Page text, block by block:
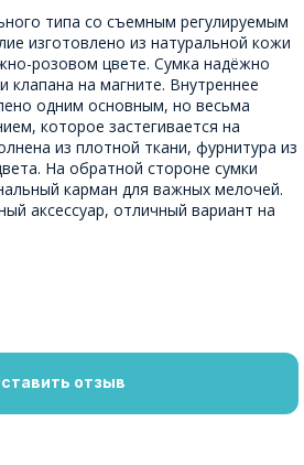
типа со съемным регулируемым
изготовлено из натуральной кожи
розовом цвете. Сумка надёжно
клапана на магните. Внутреннее
одним основным, но весьма
которое застегивается на
из плотной ткани, фурнитура из
На обратной стороне сумки
карман для важных мелочей.
аксессуар, отличный вариант на
отзыв